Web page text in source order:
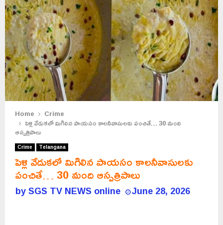
Home Crime
పెళ్లి వేడుకలో మిగిలిన పాయసం కాలనీవాసులకు పంచితే… 30 మంది
ఆస్పత్రిపాలు
Crime Telangana
పెళ్లి వేడుకలో మిగిలిన పాయసం కాలనీవాసులకు
పంచితే… 30 మంది ఆస్పత్రిపాలు
bySGS TV NEWS online June 28, 2026